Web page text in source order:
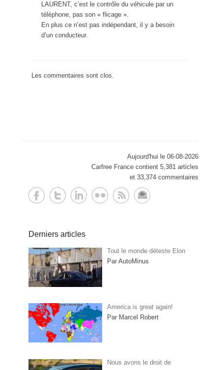
LAURENT, c’est le contrôle du véhicule par un
téléphone, pas son « flicage ».
En plus ce n’est pas indépendant, il y a besoin
d’un conducteur.
Les commentaires sont clos.
Aujourd'hui le 06-08-2026
Carfree France contient 5,381 articles
et 33,374 commentaires
Derniers articles
Tout le monde déteste Elon
Par AutoMinus
America is great again!
Par Marcel Robert
Nous avons le droit de